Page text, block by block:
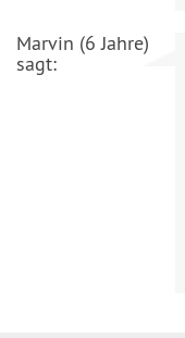
Marvin (6 Jahre)
sagt: